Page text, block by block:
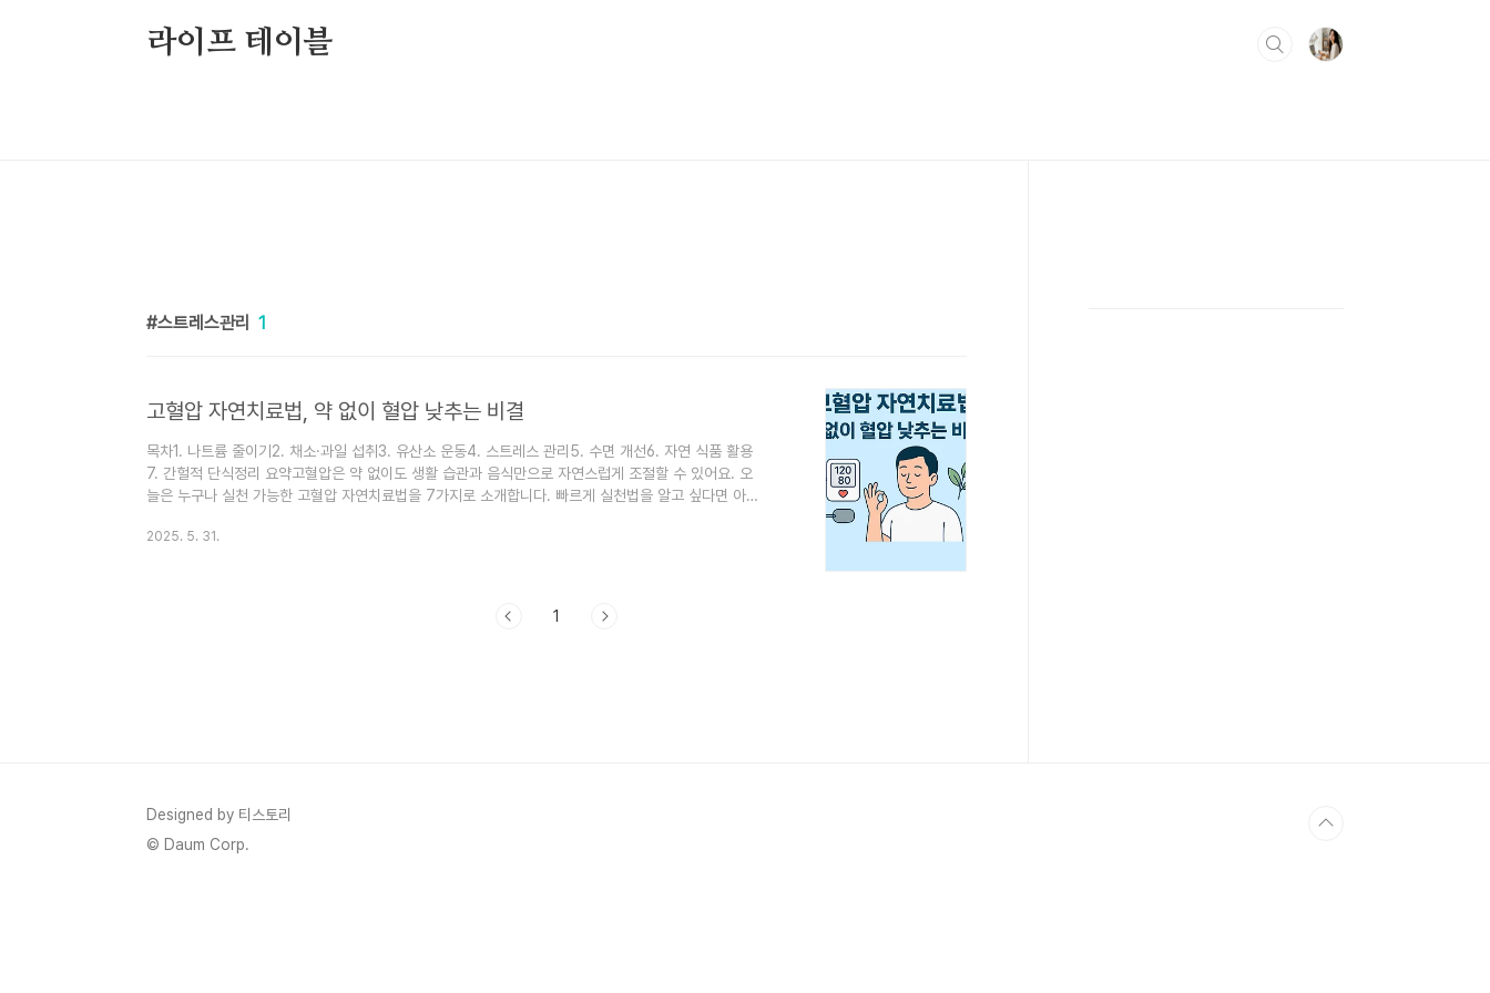
라이프 테이블
스트레스관리 1
고혈압 자연치료법, 약 없이 혈압 낮추는 비결
목차1. 나트륨 줄이기2. 채소·과일 섭취3. 유산소 운동4. 스트레스 관리5. 수면 개선6. 자연 식품 활용
7. 간헐적 단식정리 요약고혈압은 약 없이도 생활 습관과 음식만으로 자연스럽게 조절할 수 있어요. 오
늘은 누구나 실천 가능한 고혈압 자연치료법을 7가지로 소개합니다. 빠르게 실천법을 알고 싶다면 아래
인스턴트 음식, 장류 섭취를 줄이고 싱겁게 먹는 습관이 필요합니다.2. 채소·과일 섭취칼륨·마그네슘이
2025. 5. 31.
1
Designed by 티스토리
© Daum Corp.